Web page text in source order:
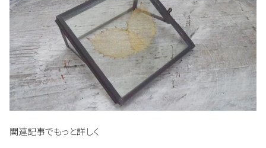
関連記事でもっと詳しく